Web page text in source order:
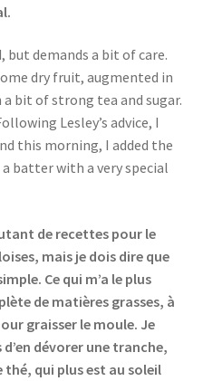
demands a bit of care.
dry fruit, augmented in
a bit of strong tea and sugar.
Lesley’s advice, I
this morning, I added the
batter with a very special
de recettes pour le
mais je dois dire que
Ce qui m’a le plus
de matières grasses, à
graisser le moule. Je
dévorer une tranche,
thé, qui plus est au soleil